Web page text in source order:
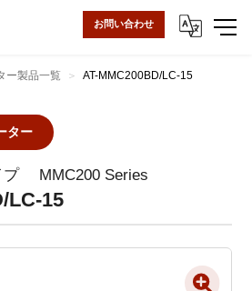
お問い合わせ
ー製品一覧 AT-MMC200BD/LC-15
プ MMC200 Series
LC-15
ター